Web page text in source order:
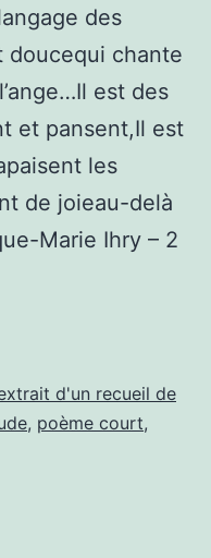
des
doucequi chante
est des
et pansent,Il est
les
de joieau-delà
Marie Ihry – 2
d'un recueil de
, poème court,